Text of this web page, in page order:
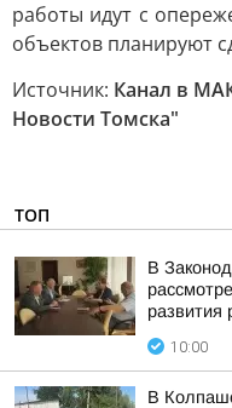
работы идут с
объектов планируют
Источник: Канал в
Новости Томска"
ТОП
В
развития
10:00
В